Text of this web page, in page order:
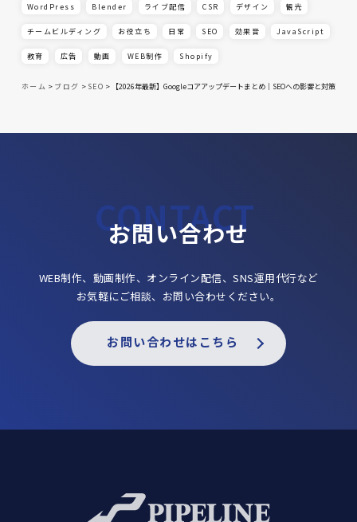
WordPress Blender ライブ配信 CSR デザイン 観光
チームビルディング お役立ち 日常 SEO 効果音 JavaScript
教育 広告 動画 WEB制作 Shopify
ホーム > ブログ > SEO > 【2026年最新】Googleコアアップデートまとめ｜SEOへの影響と対策
お問い合わせ
WEB制作、動画制作、オンライン配信、SNS運用代行など
お気軽にご相談、お問い合わせください。
お問い合わせはこちら